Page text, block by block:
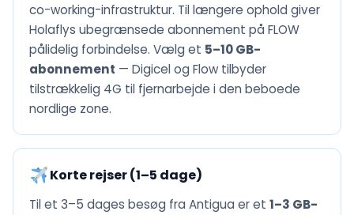
co-working-infrastruktur. Til længere ophold giver
Holaflys ubegrænsede abonnement på FLOW
pålidelig forbindelse. Vælg et 5–10 GB-
abonnement — Digicel og Flow tilbyder
tilstrækkelig 4G til fjernarbejde i den beboede
nordlige zone.
Korte rejser (1–5 dage)
Til et 3–5 dages besøg fra Antigua er et 1–3 GB-